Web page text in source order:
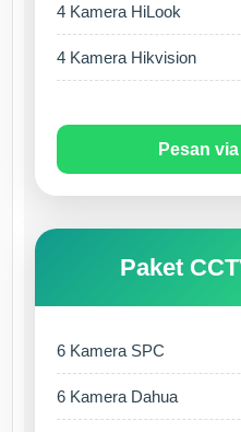
4 Kamera HiLook
4 Kamera Hikvision
Pesan
Paket
6 Kamera SPC
6 Kamera Dahua